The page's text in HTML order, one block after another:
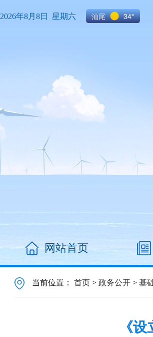
2026年8月8日 星期六 汕尾 34°
网站首页
当前位置：首页 >政务公开 >基
《